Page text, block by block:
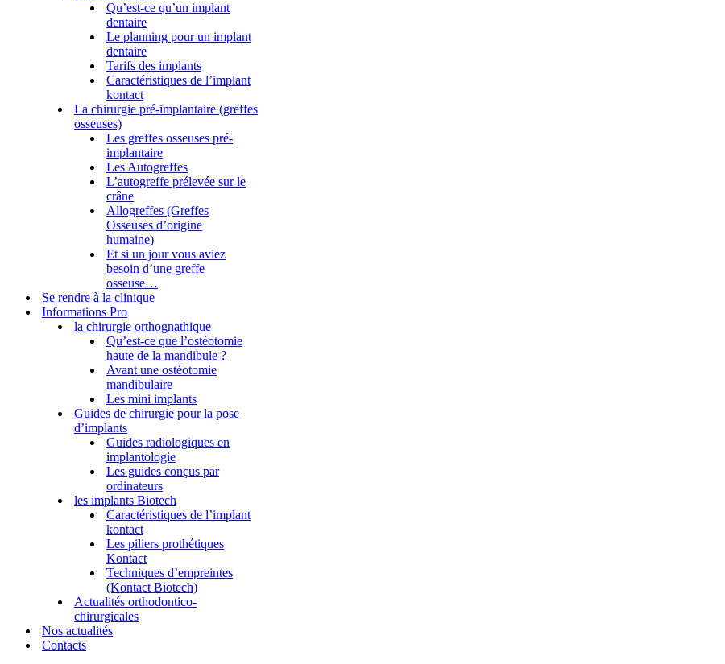
Qu’est-ce qu’un implant
dentaire
Le planning pour un implant
dentaire
Tarifs des implants
Caractéristiques de l’implant
kontact
La chirurgie pré-implantaire (greffes
osseuses)
Les greffes osseuses pré-
implantaire
Les Autogreffes
L’autogreffe prélevée sur le
crâne
Allogreffes (Greffes
Osseuses d’origine
humaine)
Et si un jour vous aviez
besoin d’une greffe
osseuse…
Se rendre à la clinique
Informations Pro
la chirurgie orthognathique
Qu’est-ce que l’ostéotomie
haute de la mandibule ?
Avant une ostéotomie
mandibulaire
Les mini implants
Guides de chirurgie pour la pose
d’implants
Guides radiologiques en
implantologie
Les guides conçus par
ordinateurs
les implants Biotech
Caractéristiques de l’implant
kontact
Les piliers prothétiques
Kontact
Techniques d’empreintes
(Kontact Biotech)
Actualités orthodontico-
chirurgicales
Nos actualités
Contacts